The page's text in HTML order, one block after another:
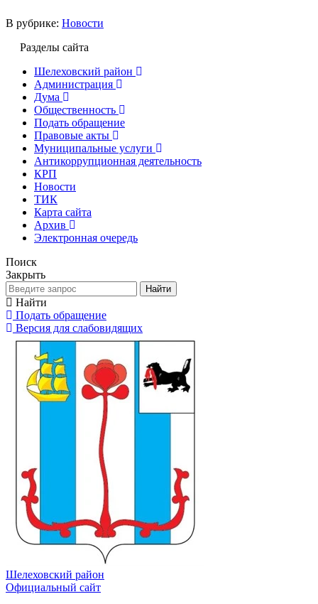
В рубрике: Новости
Разделы сайта
Шелеховский район
Администрация
Дума
Общественность
Подать обращение
Правовые акты
Муниципальные услуги
Антикоррупционная деятельность
КРП
Новости
ТИК
Карта сайта
Архив
Электронная очередь
Поиск
Закрыть
Найти
Найти
Подать обращение
Версия для слабовидящих
Шелеховский район
Официальный сайт